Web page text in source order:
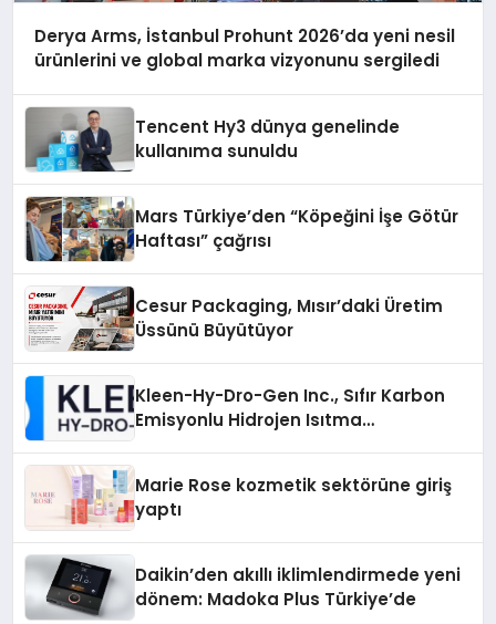
Derya Arms, İstanbul Prohunt 2026’da yeni nesil
ürünlerini ve global marka vizyonunu sergiledi
Tencent Hy3 dünya genelinde
kullanıma sunuldu
Mars Türkiye’den “Köpeğini İşe Götür
Haftası” çağrısı
Cesur Packaging, Mısır’daki Üretim
Üssünü Büyütüyor
Kleen-Hy-Dro-Gen Inc., Sıfır Karbon
Emisyonlu Hidrojen Isıtma
Marie Rose kozmetik sektörüne giriş
yaptı
Daikin’den akıllı iklimlendirmede yeni
dönem: Madoka Plus Türkiye’de